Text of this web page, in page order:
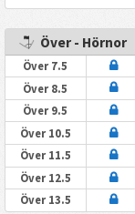
Över - Hörnor
Över 7.5
Över 8.5
Över 9.5
Över 10.5
Över 11.5
Över 12.5
Över 13.5